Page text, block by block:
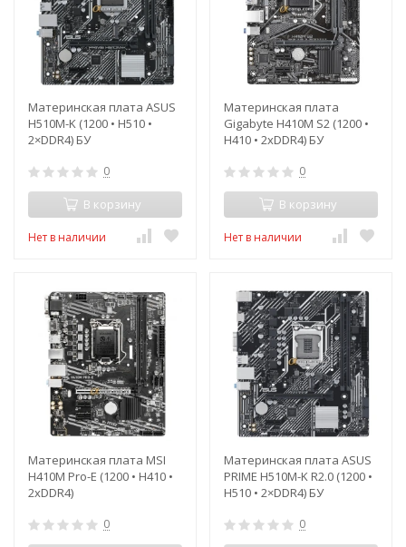
Материнская плата ASUS
H510M-K (1200 • H510 •
2×DDR4) БУ
0
В корзину
Нет в наличии
Материнская плата
Gigabyte H410M S2 (1200 •
H410 • 2xDDR4) БУ
0
В корзину
Нет в наличии
Материнская плата MSI
H410M Pro-E (1200 • H410 •
2xDDR4)
0
Материнская плата ASUS
PRIME H510M-K R2.0 (1200 •
H510 • 2×DDR4) БУ
0